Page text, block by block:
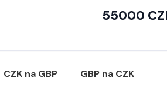
55000
CZK na GBP GBP na CZK